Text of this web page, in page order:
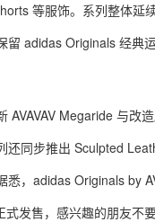
等服饰。系列整体延
留 adidas Originals 经典运
AVAVAV Megaride 与改
还同步推出 Sculpted
悉，adidas Originals by
发售，感兴趣的朋友不要